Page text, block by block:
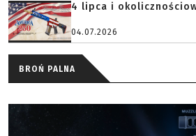
4 lipca i
04.07.2026
BROŃ PALNA